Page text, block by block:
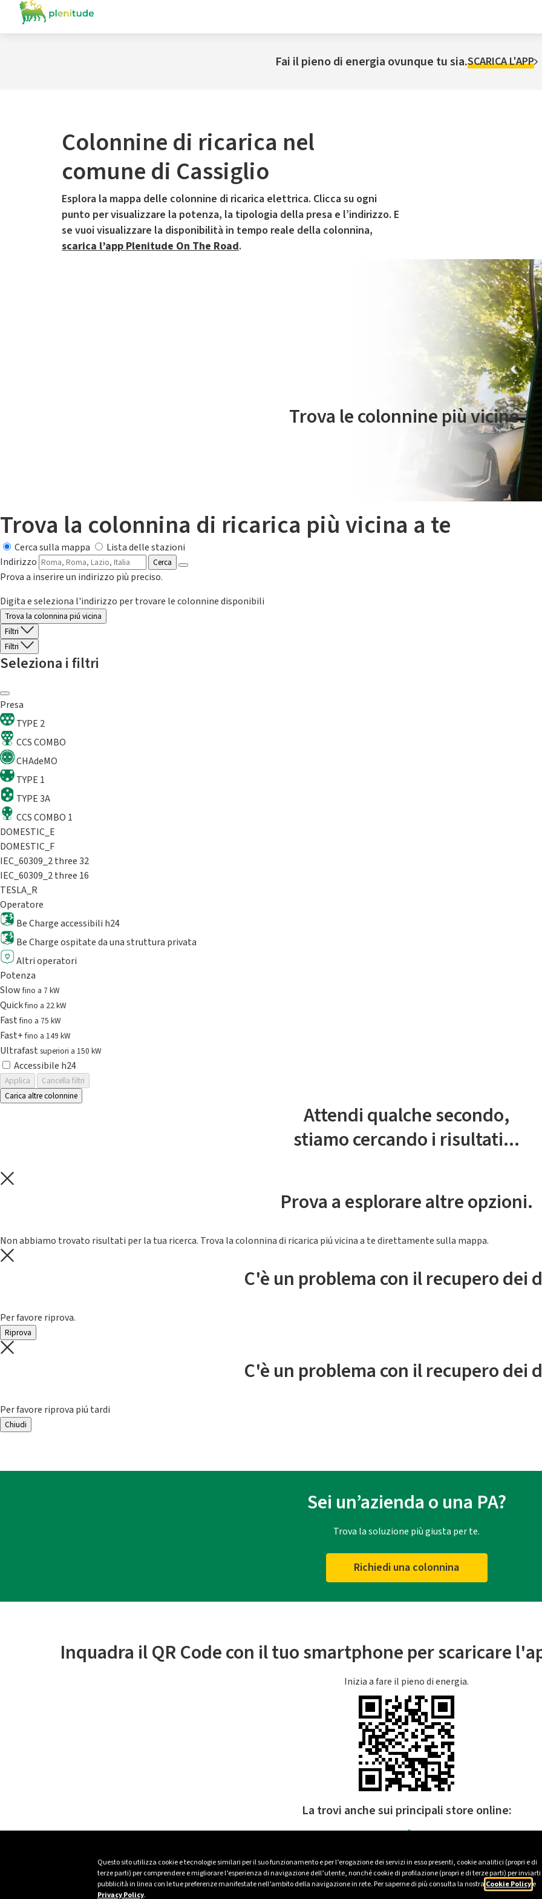
Questo sito utilizza cookie e tecnologie similari per il suo funzionamento e per l’erogazione dei servizi in esso presenti, cookie analitici (propri e di
terze parti) per comprendere e migliorare l’esperienza di navigazione dell’utente, nonché cookie di profilazione (propri e di terze parti) per inviarti
pubblicità in linea con le tue preferenze manifestate nell’ambito della navigazione in rete. Per saperne di più consulta la nostra Cookie Policye
Privacy Policy.
Fai il pieno di energia ovunque tu sia.SCARICA L'APP
Colonnine di ricarica nel
comune di Cassiglio
Esplora la mappa delle colonnine di ricarica elettrica. Clicca su ogni
punto per visualizzare la potenza, la tipologia della presa e l’indirizzo. E
se vuoi visualizzare la disponibilità in tempo reale della colonnina,
scarica l’app Plenitude On The Road.
Il servizio di mobilità elettrica è gestito da Plenitude On The Road
Trova le colonnine più vicine.
Trova la colonnina di ricarica più vicina a te
Cerca sulla mappa
Lista delle stazioni
Indirizzo
Cerca
Prova a inserire un indirizzo più preciso.
Digita e seleziona l'indirizzo per trovare le colonnine disponibili
Trova la colonnina piú vicina
Filtri
Filtri
Seleziona i filtri
Presa
TYPE 2
CCS COMBO
CHAdeMO
TYPE 1
TYPE 3A
CCS COMBO 1
DOMESTIC_E
DOMESTIC_F
IEC_60309_2 three 32
IEC_60309_2 three 16
TESLA_R
Operatore
Be Charge accessibili h24
Be Charge ospitate da una struttura privata
Altri operatori
Potenza
Slowfino a 7 kW
Quickfino a 22 kW
Fastfino a 75 kW
Fast+fino a 149 kW
Ultrafast superiori a 150 kW
Accessibile h24
Applica
Cancella filtri
Carica altre colonnine
Attendi qualche secondo,
stiamo cercando i risultati...
Prova a esplorare altre opzioni.
Non abbiamo trovato risultati per la tua ricerca. Trova la colonnina di ricarica piú vicina a te direttamente sulla mappa.
C'è un problema con il recupero dei
Per favore riprova.
Riprova
C'è un problema con il recupero dei
Per favore riprova piú tardi
Chiudi
Sei un’azienda o una PA?
Trova la soluzione più giusta per te.
Richiedi una colonnina
Inquadra il QR Code con il tuo smartphone per scaricare
Inizia a fare il pieno di energia.
La trovi anche sui principali store online: